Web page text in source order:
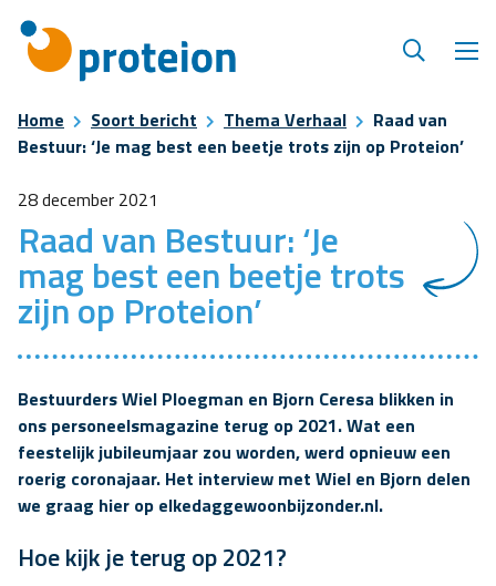
Home Soort bericht Thema Verhaal
Raad van
Bestuur: ‘Je mag best een beetje trots zijn op Proteion’
28 december 2021
Raad van Bestuur: ‘Je
mag best een beetje trots
zijn op Proteion’
Bestuurders Wiel Ploegman en Bjorn Ceresa blikken in
ons personeelsmagazine terug op 2021. Wat een
feestelijk jubileumjaar zou worden, werd opnieuw een
roerig coronajaar. Het interview met Wiel en Bjorn delen
we graag hier op elkedaggewoonbijzonder.nl.
Hoe kijk je terug op 2021?